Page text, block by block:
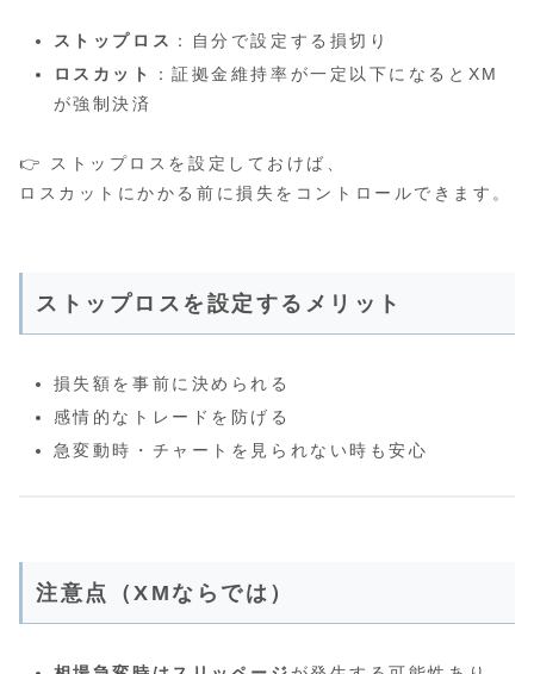
ストップロス ：自分で設定する損切り
ロスカット
：証拠金維持率が一定以下になるとXM
が強制決済
👉 ストップロスを設定しておけば、
ロスカットにかかる前に損失をコントロールできます。
ストップロスを設定するメリット
損失額を事前に決められる
感情的なトレードを防げる
急変動時・チャートを見られない時も安心
注意点（XMならでは）